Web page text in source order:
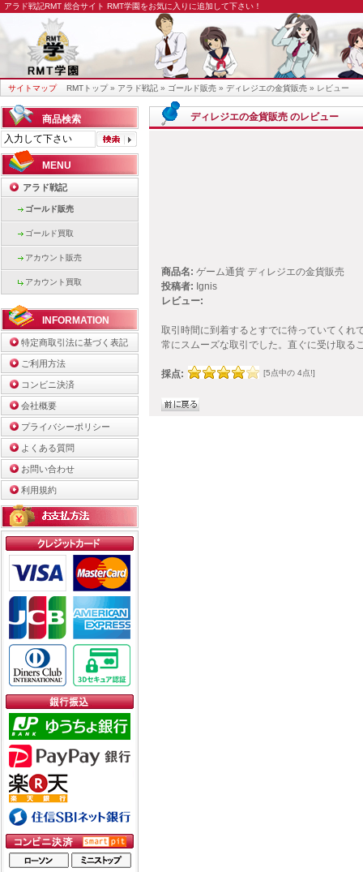
アラド戦記RMT 総合サイト RMT学園をお気に入りに追加して下さい！
サイトマップ RMTトップ» アラド戦記 » ゴールド販売 » ディレジエの金貨販売 » レビュー
商品検索
MENU
アラド戦記
ゴールド販売
ゴールド買取
アカウント販売
アカウント買取
INFORMATION
特定商取引法に基づく表記
ご利用方法
コンビニ決済
会社概要
プライバシーポリシー
よくある質問
お問い合わせ
利用規約
ディレジエの金貨販売 のレビュー
商品名: ゲーム通貨 ディレジエの金貨販売
投稿者: Ignis
レビュー:
取引時間に到着するとすでに待っていてくれ
常にスムーズな取引でした。直ぐに受け取る
採点: [5点中の 4点!]